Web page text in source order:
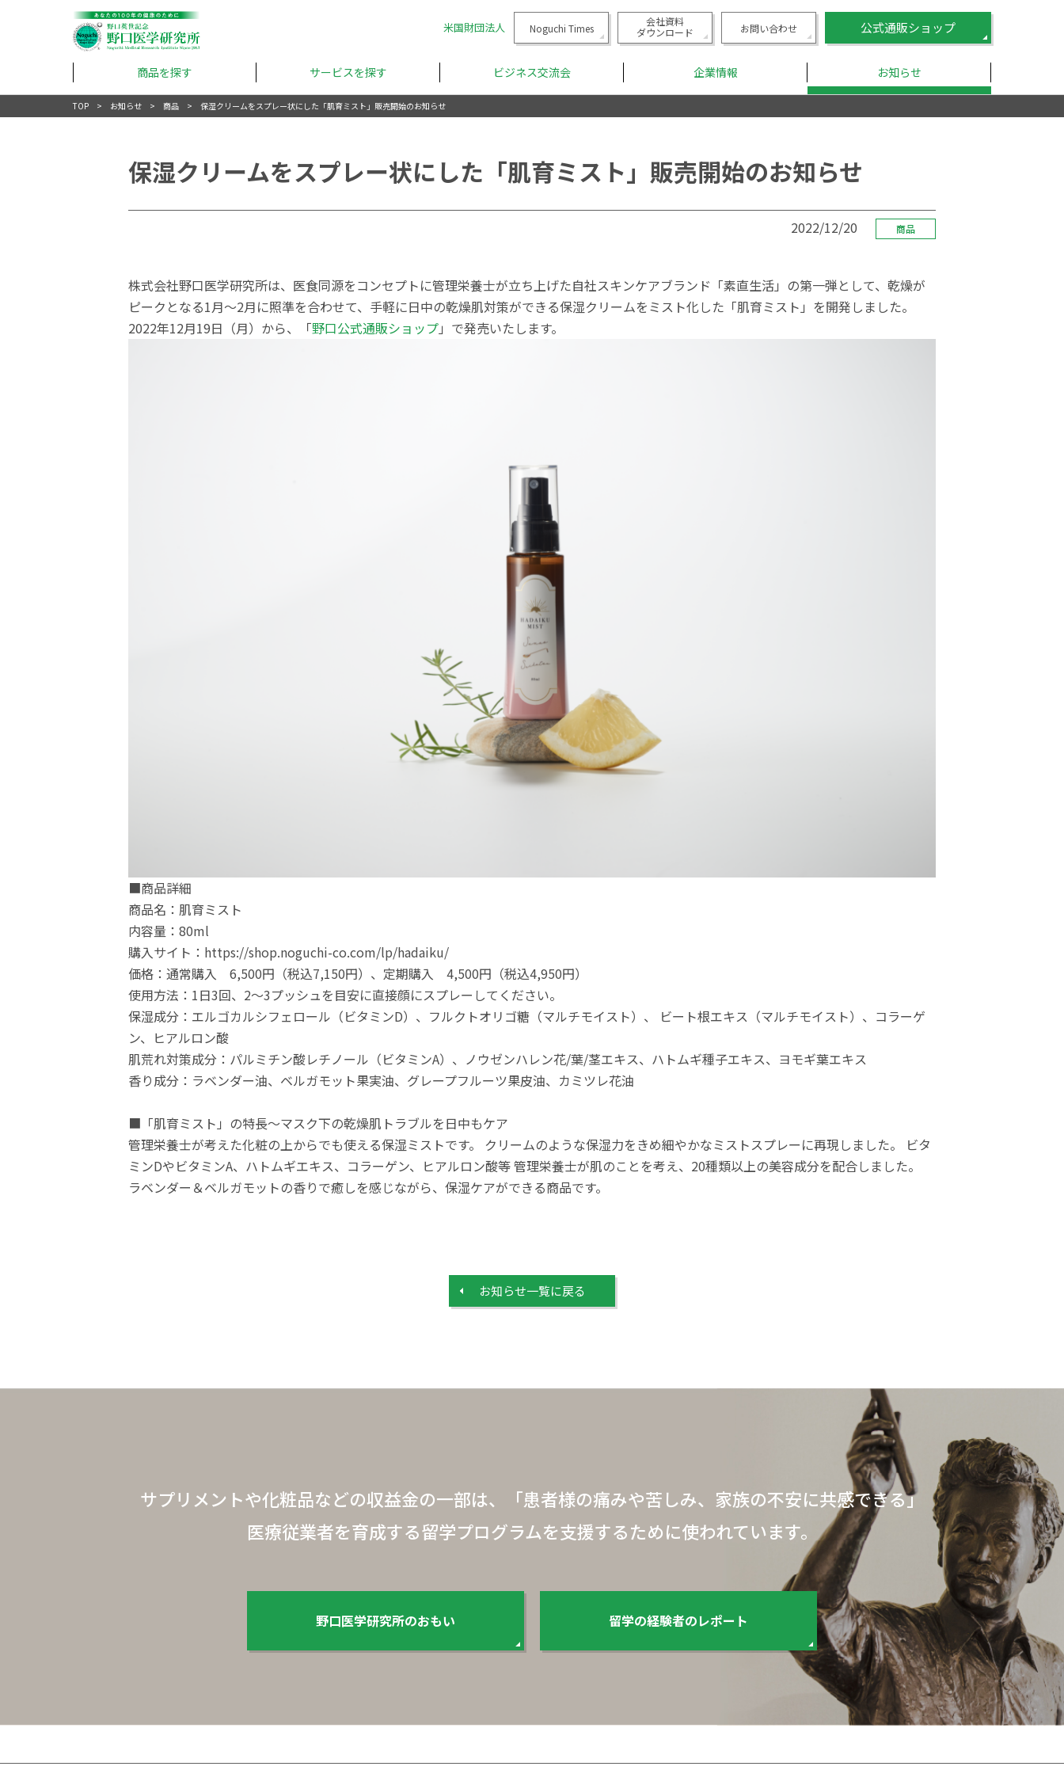
米国財団法人 Noguchi Times
会社資料
ダウンロード
お問い合わせ 公式通販ショップ
商品を探す サービスを探す ビジネス交流会 企業情報 お知らせ
TOP お知らせ 商品 保湿クリームをスプレー状にした「肌育ミスト」販売開始のお知らせ
保湿クリームをスプレー状にした「肌育ミスト」販売開始のお知らせ
2022/12/20 商品
株式会社野口医学研究所は、医食同源をコンセプトに管理栄養士が立ち上げた自社スキンケアブランド「素直生活」の第一弾として、乾燥が
ピークとなる1月〜2月に照準を合わせて、手軽に日中の乾燥肌対策ができる保湿クリームをミスト化した「肌育ミスト」を開発しました。
2022年12月19日（月）から、「野口公式通販ショップ」で発売いたします。
■商品詳細
商品名：肌育ミスト
内容量：80ml
購入サイト：https://shop.noguchi-co.com/lp/hadaiku/
価格：通常購入 6,500円（税込7,150円）、定期購入 4,500円（税込4,950円）
使用方法：1日3回、2～3プッシュを目安に直接顔にスプレーしてください。
保湿成分：エルゴカルシフェロール（ビタミンD）、フルクトオリゴ糖（マルチモイスト）、 ビート根エキス（マルチモイスト）、コラーゲ
ン、ヒアルロン酸
肌荒れ対策成分：パルミチン酸レチノール（ビタミンA）、ノウゼンハレン花/葉/茎エキス、ハトムギ種子エキス、ヨモギ葉エキス
香り成分：ラベンダー油、ベルガモット果実油、グレープフルーツ果皮油、カミツレ花油
■「肌育ミスト」の特長～マスク下の乾燥肌トラブルを日中もケア
管理栄養士が考えた化粧の上からでも使える保湿ミストです。 クリームのような保湿力をきめ細やかなミストスプレーに再現しました。 ビタ
ミンDやビタミンA、ハトムギエキス、コラーゲン、ヒアルロン酸等 管理栄養士が肌のことを考え、20種類以上の美容成分を配合しました。
ラベンダー＆ベルガモットの香りで癒しを感じながら、保湿ケアができる商品です。
お知らせ⼀覧に戻る
サプリメントや化粧品などの収益金の一部は、 「患者様の痛みや苦しみ、家族の不安に共感できる」
医療従業者を育成する留学プログラムを支援するために使われています。
野口医学研究所のおもい 留学の経験者のレポート